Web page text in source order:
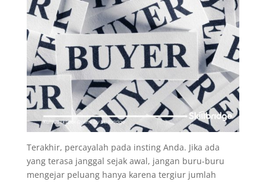
Terakhir, percayalah pada insting Anda. Jika ada
yang terasa janggal sejak awal, jangan buru-buru
mengejar peluang hanya karena tergiur jumlah